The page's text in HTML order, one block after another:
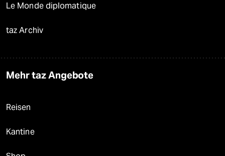
Le Monde diplomatique
taz Archiv
Mehr taz Angebote
Reisen
Kantine